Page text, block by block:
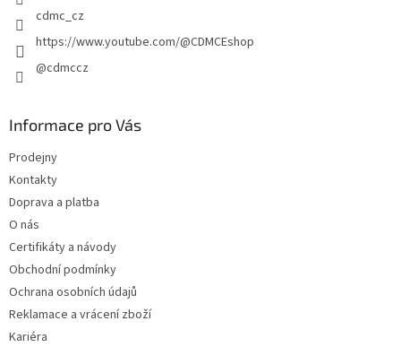
cdmc_cz
https://www.youtube.com/@CDMCEshop
@cdmccz
Informace pro Vás
Prodejny
Kontakty
Doprava a platba
O nás
Certifikáty a návody
Obchodní podmínky
Ochrana osobních údajů
Reklamace a vrácení zboží
Kariéra